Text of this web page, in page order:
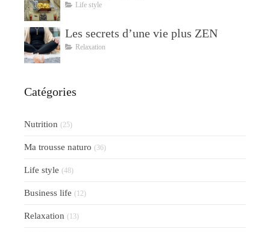
Life style
Les secrets d’une vie plus ZEN
Relaxation
Catégories
Nutrition (25)
Ma trousse naturo (36)
Life style (48)
Business life (12)
Relaxation (13)